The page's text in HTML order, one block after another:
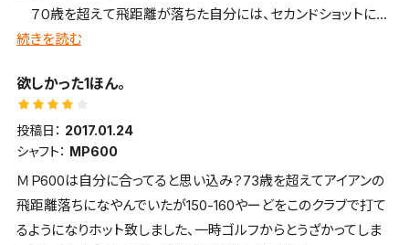
７０歳を超えて飛距離が落ちた自分には、セカンドショットには
欠かせないクラブとなっている。
続きを読む
欲しかった1ほん。
投稿日： 2017.01.24
シャフト： MP600
ＭＰ600は自分に合ってると思い込み？73歳を超えてアイアンの
飛距離落ちになやんでいたが150-160やーどをこのクラブで打て
るようになりホット致しました、一時ゴルフからとうざかってしま